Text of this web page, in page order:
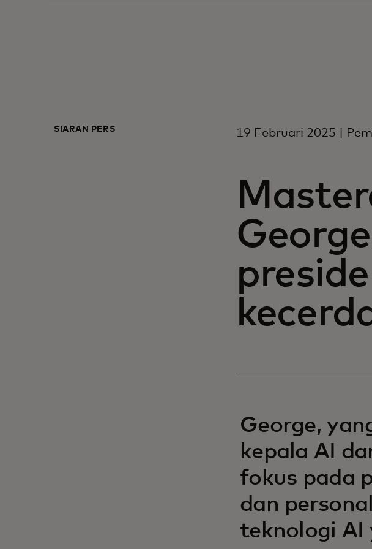
SIARAN PERS 19 Februari 2025 |
George,
kepala AI
fokus pada
dan
teknologi AI